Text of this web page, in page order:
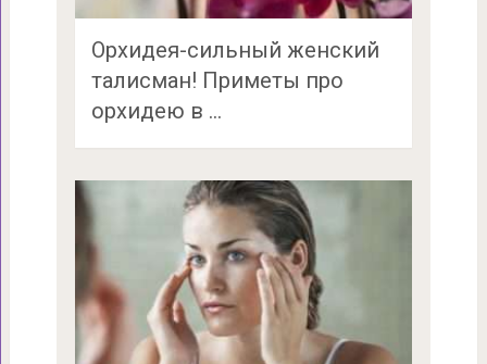
Орхидея-сильный женский
талисман! Приметы про
орхидею в …